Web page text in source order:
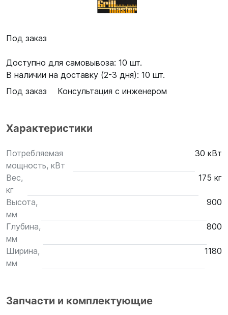
Под заказ
Доступно для самовывоза: 10 шт.
В наличии на доставку (2-3 дня): 10 шт.
Под заказ
Консультация с инженером
Характеристики
Потребляемая
мощность, кВт
30 кВт
Вес,
кг
175 кг
Высота,
мм
900
Глубина,
мм
800
Ширина,
мм
1180
Запчасти и комплектующие